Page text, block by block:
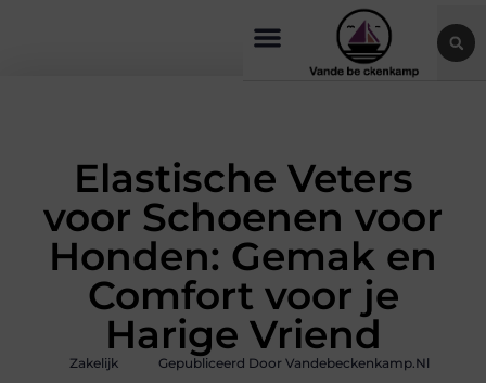
Elastische Veters
voor Schoenen voor
Honden: Gemak en
Comfort voor je
Harige Vriend
Zakelijk Gepubliceerd Door Vandebeckenkamp.nl